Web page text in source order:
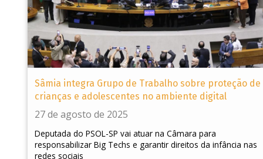
Sâmia integra Grupo de Trabalho sobre proteção de
crianças e adolescentes no ambiente digital
27 de agosto de 2025
Deputada do PSOL-SP vai atuar na Câmara para
responsabilizar Big Techs e garantir direitos da infância nas
redes sociais